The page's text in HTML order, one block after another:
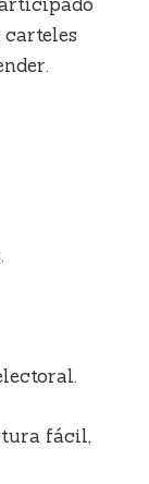
carteles
fácil,